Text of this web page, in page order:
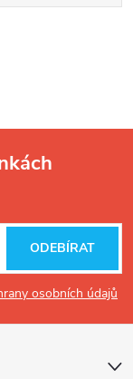
osobních údajů
ODEBÍRAT